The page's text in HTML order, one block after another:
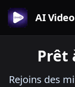
AI
Prêt
Rejoins des